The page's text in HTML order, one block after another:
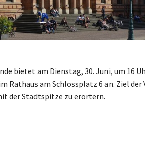
bietet am Dienstag, 30. Juni, um 16
Rathaus am Schlossplatz 6 an. Ziel
der Stadtspitze zu erörtern.